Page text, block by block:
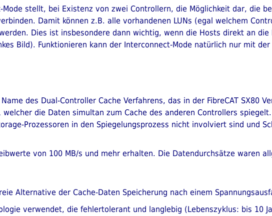
Mode stellt, bei Existenz von zwei Controllern, die Möglichkeit dar, die
Damit können z.B. alle vorhandenen LUNs (egal welchem
Dies ist insbesondere dann wichtig, wenn die Hosts direkt an die
Bild). Funktionieren kann der Interconnect-Mode natürlich nur mit der
des Dual-Controller Cache Verfahrens, das in der FibreCAT SX80
die Daten simultan zum Cache des anderen Controllers
Prozessoren in den Spiegelungsprozess nicht involviert sind und
von 100 MB/s und mehr erhalten. Die Datendurchsätze waren
Alternative der Cache-Daten Speicherung nach einem
verwendet, die fehlertolerant und langlebig (Lebenszyklus: bis 10